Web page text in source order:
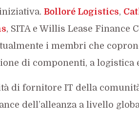
Bolloré Logistics,
, SITA e Willis Lease Finance
i membri che
di componenti, a logistica
di fornitore IT della
dell’alleanza a livello